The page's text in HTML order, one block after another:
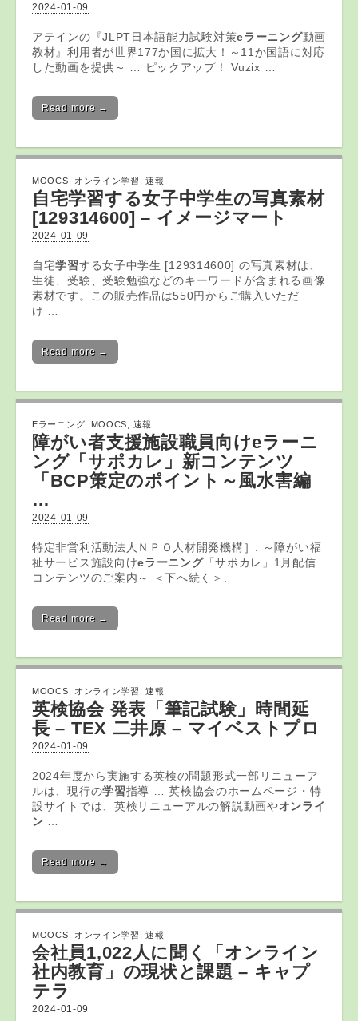
2024-01-09
アテインの『JLPT日本語能力試験対策eラーニング動画
教材』利用者が世界177か国に拡大！～11か国語に対応
した動画を提供～ … ピックアップ！ Vuzix …
Read more →
MOOCS オンライン学習 ,速報
自宅学習する女子中学生の写真素材
[129314600] – イメージマート
2024-01-09
自宅学習する女子中学生 [129314600] の写真素材は、
生徒、受験、受験勉強などのキーワードが含まれる画像
素材です。この販売作品は550円からご購入いただ
け …
Read more →
Eラーニング MOOCS 速報
障がい者支援施設職員向けeラーニ
ング「サポカレ」新コンテンツ
「BCP策定のポイント～風水害編
…
2024-01-09
特定非営利活動法人ＮＰＯ人材開発機構］. ～障がい福
祉サービス施設向けeラーニング「サポカレ」1月配信
コンテンツのご案内～ ＜下へ続く＞.
Read more →
MOOCS オンライン学習 ,速報
英検協会 発表「筆記試験」時間延
長 – TEX 二井原 – マイベストプロ
2024-01-09
2024年度から実施する英検の問題形式一部リニューア
ルは、現行の学習指導 … 英検協会のホームページ・特
設サイトでは、英検リニューアルの解説動画やオンライ
ン
Read more →
MOOCS オンライン学習 ,速報
会社員1,022人に聞く「 オンライン
社内教育」の現状と課題 – キャプ
テラ
2024-01-09